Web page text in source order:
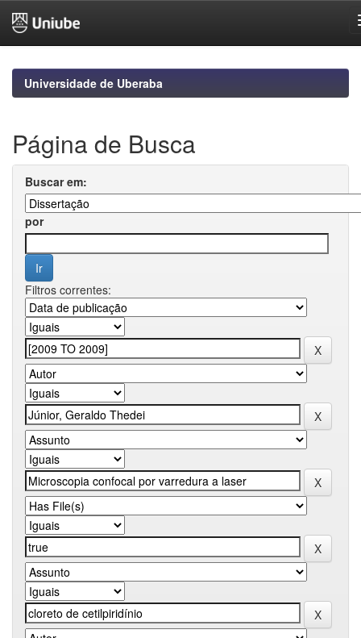
navigationUniversidade de Uberaba
Página de Busca
Buscar em:
por
Filtros correntes: